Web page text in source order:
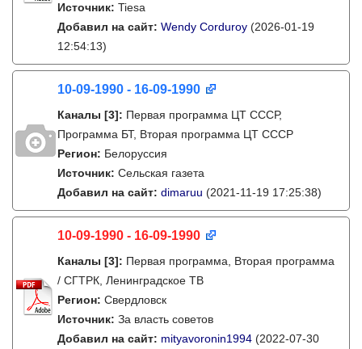
Источник: Tiesa
Добавил на сайт: Wendy Corduroy (2026-01-19
12:54:13)
10-09-1990 - 16-09-1990
Каналы [3]: Первая программа ЦТ СССР,
Программа БТ, Вторая программа ЦТ СССР
Регион: Белоруссия
Источник: Сельская газета
Добавил на сайт: dimaruu (2021-11-19 17:25:38)
10-09-1990 - 16-09-1990
Каналы [3]: Первая программа, Вторая программа
/ СГТРК, Ленинградское ТВ
Регион: Свердловск
Источник: За власть советов
Добавил на сайт: mityavoronin1994 (2022-07-30